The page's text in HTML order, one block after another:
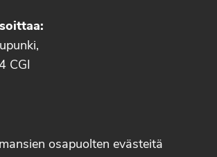
CGI
osapuolten evästeitä